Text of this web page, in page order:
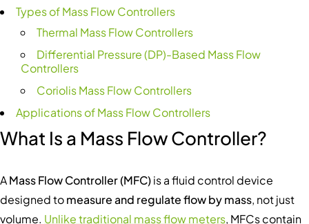
Types of Mass Flow Controllers
Thermal Mass Flow Controllers
Differential Pressure (DP)-Based Mass Flow
Controllers
Coriolis Mass Flow Controllers
Applications of Mass Flow Controllers
What Is a Mass Flow Controller?
AMass Flow Controller (MFC)is a fluid control device
designed tomeasure and regulate flow by mass, not just
volume. Unlike traditional mass flow meters, MFCs contain